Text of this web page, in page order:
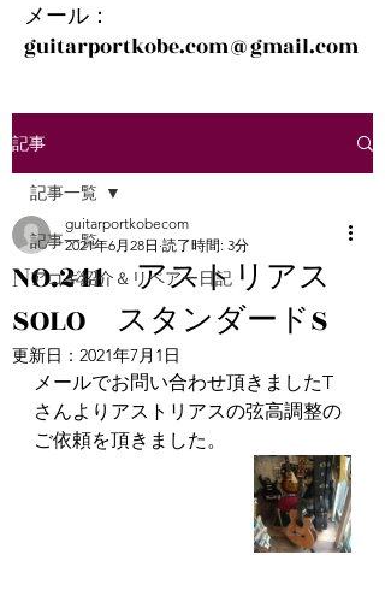
メール：
guitarportkobe.com@gmail.com
記事
記事一覧
アコギ紹介＆リペアー日記
記事一覧
NO.241 アストリアス
SOLO スタンダードS
guitarportkobecom
2021年6月28日 読了時間: 3分
更新日： 2021年7月1日
メールでお問い合わせ頂きましたT
さんよりアストリアスの弦高調整の
ご依頼を頂きました。